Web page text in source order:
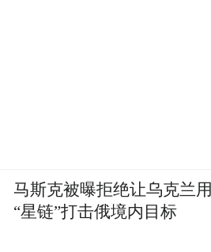
马斯克被曝拒绝让乌克兰用
“星链”打击俄境内目标